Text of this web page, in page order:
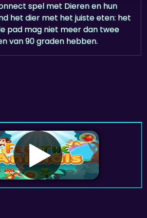
spel met Dieren en hun
het dier met het juiste eten: het
pad mag niet meer dan twee
van 90 graden hebben.